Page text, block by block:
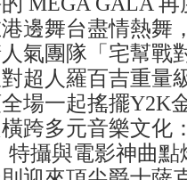
邊舞台盡情熱舞
氣團隊「宅幫戰
超人羅百吉重量
場一起搖擺Y2K
跨多元音樂文化
特攝與電影神曲